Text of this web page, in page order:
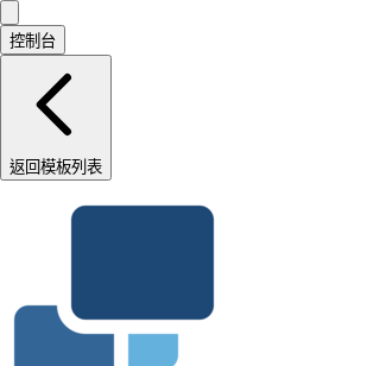
控制台
返回模板列表